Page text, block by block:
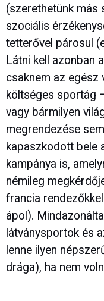
(szerethetünk más
szociális
tetterővel párosul
Látni kell azonban
csaknem az egész
költséges sportág
vagy bármilyen
megrendezése
kapaszkodott bele
kampánya is,
némileg
francia
ápol).
látványsportok és
lenne ilyen
drága), ha nem